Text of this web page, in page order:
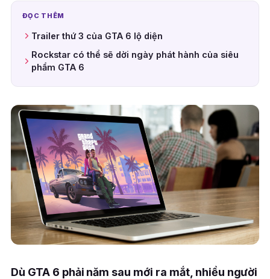
ĐỌC THÊM
Trailer thứ 3 của GTA 6 lộ diện
Rockstar có thể sẽ dời ngày phát hành của siêu
phẩm GTA 6
Dù GTA 6 phải năm sau mới ra mắt, nhiều người